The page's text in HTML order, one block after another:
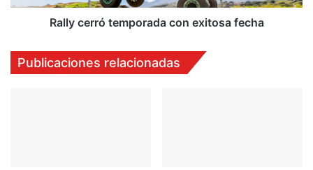
Rally cerró temporada con exitosa fecha
Publicaciones relacionadas